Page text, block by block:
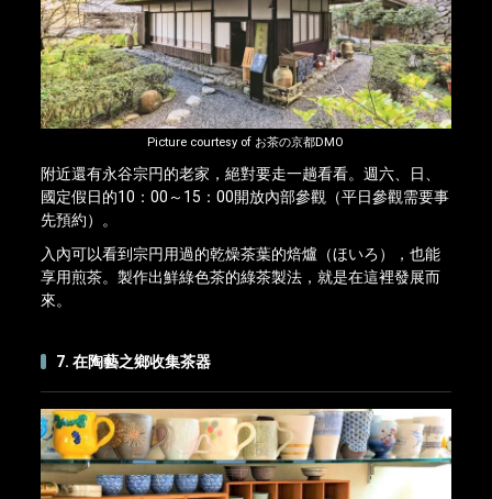
Picture courtesy of お茶の京都DMO
附近還有永谷宗円的老家，絕對要走一趟看看。週六、日、
國定假日的10：00～15：00開放內部參觀（平日參觀需要事
先預約）。
入內可以看到宗円用過的乾燥茶葉的焙爐（ほいろ），也能
享用煎茶。製作出鮮綠色茶的綠茶製法，就是在這裡發展而
來。
7. 在陶藝之鄉收集茶器